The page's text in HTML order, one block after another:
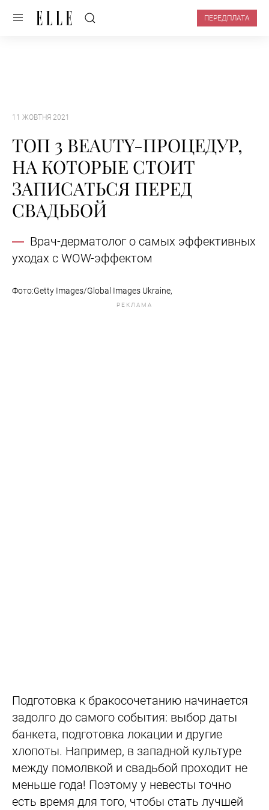
ПЕРЕДПЛАТА
11 ЖОВТНЯ 2021
ТОП 3 BEAUTY-ПРОЦЕДУР,
НА КОТОРЫЕ СТОИТ
ЗАПИСАТЬСЯ ПЕРЕД
СВАДЬБОЙ
Врач-дерматолог о самых эффективных
уходах с WOW-эффектом
Фото:Getty Images/Global Images Ukraine,
РЕКЛАМА
Подготовка к бракосочетанию начинается
задолго до самого события: выбор даты
банкета, подготовка локации и другие
хлопоты. Например, в западной культуре
между помолвкой и свадьбой проходит не
меньше года! Поэтому у невесты точно
есть время для того, чтобы стать лучшей